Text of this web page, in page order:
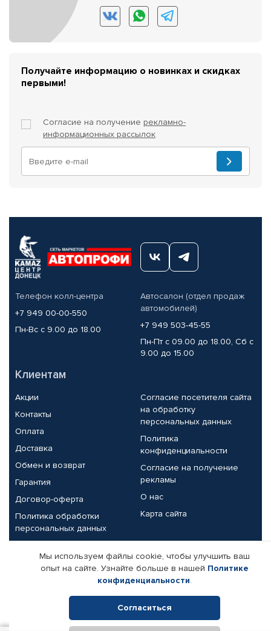
Получайте информацию о новинках и скидках
первыми!
Согласие на получение рекламно-
информационных рассылок
Телефон колл-центра
+7 949 00-00-550
Пн-Вс с 9.00 до 18.00
Автосалон (отдел продаж
автомобилей)
+7 949 503-45-55
Пн-Пт с 09.00 до 18.00, Сб с
9.00 до 15.00
Клиентам
Акции
Контакты
Оплата
Доставка
Обмен и возврат
Гарантия
Договор-оферта
Политика обработки
персональных данных
Согласие посетителя сайта
на обработку
персональных данных
Политика
конфиденциальности
Согласие на получение
рекламы
О нас
Карта сайта
Партнерам
Корпоративным клиентам
Поставщикам
Реквизиты компании
Мы используем файлы cookie, чтобы улучшить ваш
опыт на сайте. Узнайте больше в нашей Политике
конфиденциальности.
Согласиться